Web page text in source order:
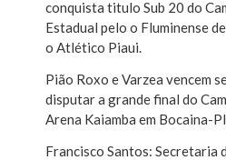
conquista titulo Sub 20 do
Estadual pelo o Fluminense
o Atlético Piaui.
Pião Roxo e Varzea vencem
disputar a grande final do
Arena Kaiamba em Bocaina-
Francisco Santos: Secretaria